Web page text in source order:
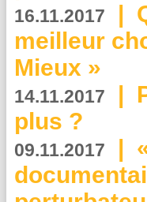
16.11.2017 |
meilleur
Mieux »
14.11.2017 |
plus ?
09.11.2017 |